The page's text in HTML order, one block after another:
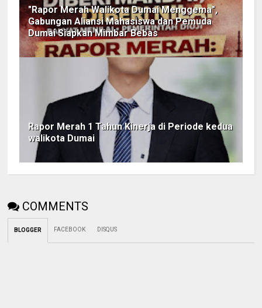
"Rapor Merah Walikota Dumai Menggema",
Gabungan Aliansi Mahasiswa dan Pemuda
Dumai Siapkan Mimbar Bebas
Rapor Merah 1 Tahun Kinerja di Periode kedua
walikota Dumai
COMMENTS
BLOGGER FACEBOOK DISQUS